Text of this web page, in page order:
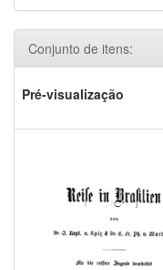
Conjunto de itens:
Pré-visualização